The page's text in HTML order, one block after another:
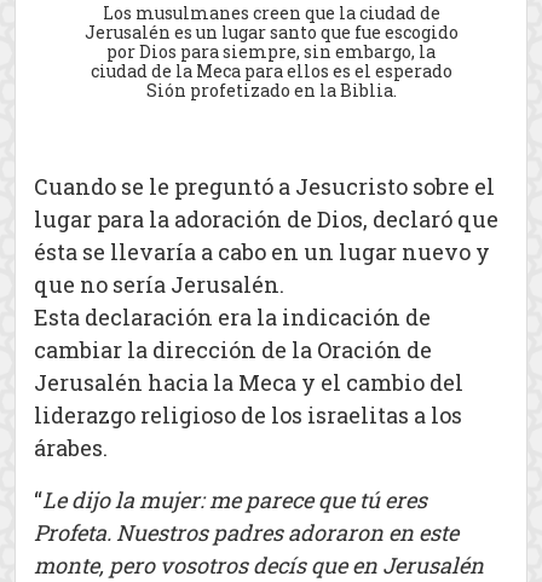
Los musulmanes creen que la ciudad de
Jerusalén es un lugar santo que fue escogido
por Dios para siempre, sin embargo, la
ciudad de la Meca para ellos es el esperado
Sión profetizado en la Biblia.
Cuando se le preguntó a Jesucristo sobre el
lugar para la adoración de Dios, declaró que
ésta se llevaría a cabo en un lugar nuevo y
que no sería Jerusalén.
Esta declaración era la indicación de
cambiar la dirección de la Oración de
Jerusalén hacia la Meca y el cambio del
liderazgo religioso de los israelitas a los
árabes.
“Le dijo la mujer: me parece que tú eres
Profeta. Nuestros padres adoraron en este
monte, pero vosotros decís que en Jerusalén